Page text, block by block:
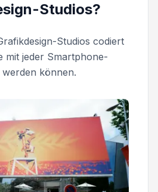
Studios?
Studios codiert
mit jeder Smartphone-
können.